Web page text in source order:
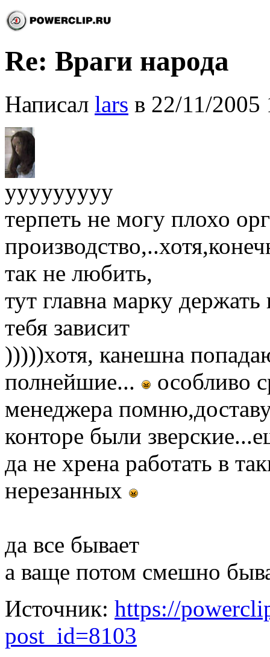
Re: Враги народа
Написал lars в 22/11/2005
ууууууууу
терпеть не могу плохо
так не любить,
тут главна марку
тебя зависит
)))))хотя, канешна
полнейшие...
особливо
менеджера
конторе были
да не хрена работать в
нерезанных
да все бывает
а ваще потом смешно
Источник: https://
post_id=8103